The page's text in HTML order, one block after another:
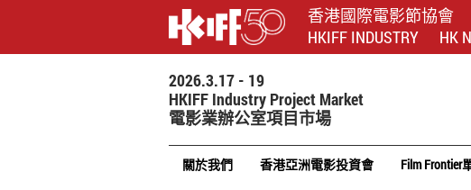
香港國際電影節協會
HKIFF INDUSTRY
HK
2026.3.17 - 19
HKIFF Industry Project Market
電影業辦公室項目市場
關於我們 香港亞洲電影投資會 Film Frontier